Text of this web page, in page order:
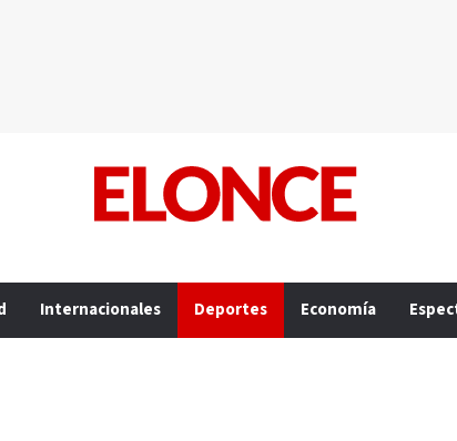
Internacionales Deportes Economía